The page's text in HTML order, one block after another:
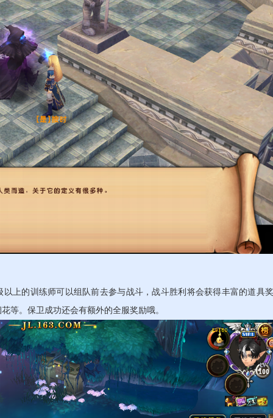
以上的训练师可以组队前去参与战斗，战斗胜利将会获得丰富的道具
等。保卫成功还会有额外的全服奖励哦。